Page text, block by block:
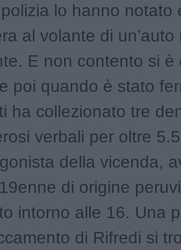
lo hanno notato
al volante di
E non contento si è
poi quando è stato
ha collezionato tre
verbali per oltre
della vicenda,
di origine
intorno alle 16. Una
di Rifredi si